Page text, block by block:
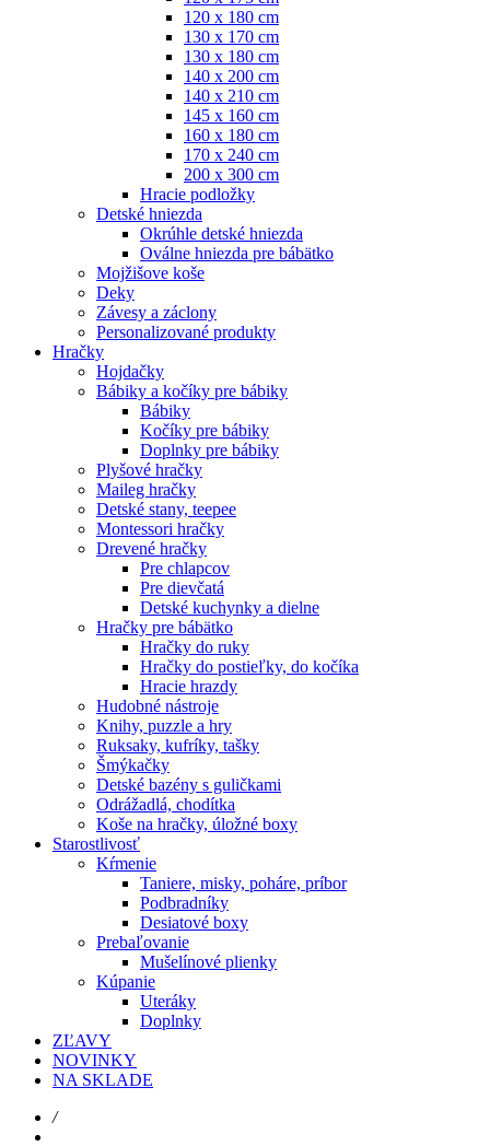
120 x 180 cm
130 x 170 cm
130 x 180 cm
140 x 200 cm
140 x 210 cm
145 x 160 cm
160 x 180 cm
170 x 240 cm
200 x 300 cm
Hracie podložky
Detské hniezda
Okrúhle detské hniezda
Oválne hniezda pre bábätko
Mojžišove koše
Deky
Závesy a záclony
Personalizované produkty
Hračky
Hojdačky
Bábiky a kočíky pre bábiky
Bábiky
Kočíky pre bábiky
Doplnky pre bábiky
Plyšové hračky
Maileg hračky
Detské stany, teepee
Montessori hračky
Drevené hračky
Pre chlapcov
Pre dievčatá
Detské kuchynky a dielne
Hračky pre bábätko
Hračky do ruky
Hračky do postieľky, do kočíka
Hracie hrazdy
Hudobné nástroje
Knihy, puzzle a hry
Ruksaky, kufríky, tašky
Šmýkačky
Detské bazény s guličkami
Odrážadlá, chodítka
Koše na hračky, úložné boxy
Starostlivosť
Kŕmenie
Taniere, misky, poháre, príbor
Podbradníky
Desiatové boxy
Prebaľovanie
Mušelínové plienky
Kúpanie
Uteráky
Doplnky
ZĽAVY
NOVINKY
NA SKLADE
/